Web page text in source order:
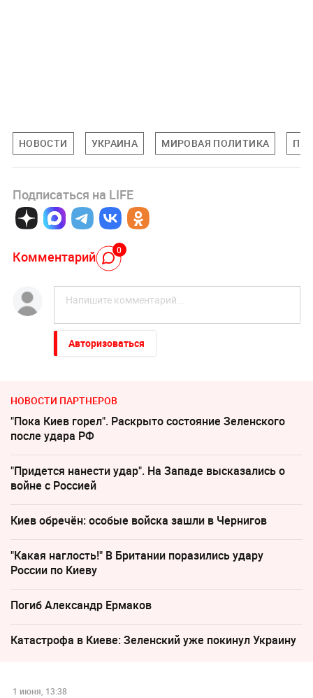
НОВОСТИ УКРАИНА МИРОВАЯ ПОЛИТИКА
Подписаться на LIFE
Комментарий 0
Авторизоваться
НОВОСТИ ПАРТНЕРОВ
"Пока Киев горел". Раскрыто состояние Зеленского
после удара РФ
"Придется нанести удар". На Западе высказались о
войне с Россией
Киев обречён: особые войска зашли в Чернигов
"Какая наглость!" В Британии поразились удару
России по Киеву
Погиб Александр Ермаков
Катастрофа в Киеве: Зеленский уже покинул Украину
1 июня, 13:38